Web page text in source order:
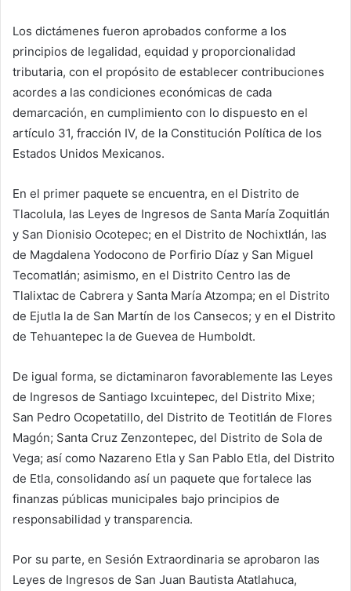
Los dictámenes fueron aprobados conforme a los
principios de legalidad, equidad y proporcionalidad
tributaria, con el propósito de establecer contribuciones
acordes a las condiciones económicas de cada
demarcación, en cumplimiento con lo dispuesto en el
artículo 31, fracción IV, de la Constitución Política de los
Estados Unidos Mexicanos.
En el primer paquete se encuentra, en el Distrito de
Tlacolula, las Leyes de Ingresos de Santa María Zoquitlán
y San Dionisio Ocotepec; en el Distrito de Nochixtlán, las
de Magdalena Yodocono de Porfirio Díaz y San Miguel
Tecomatlán; asimismo, en el Distrito Centro las de
Tlalixtac de Cabrera y Santa María Atzompa; en el Distrito
de Ejutla la de San Martín de los Cansecos; y en el Distrito
de Tehuantepec la de Guevea de Humboldt.
De igual forma, se dictaminaron favorablemente las Leyes
de Ingresos de Santiago Ixcuintepec, del Distrito Mixe;
San Pedro Ocopetatillo, del Distrito de Teotitlán de Flores
Magón; Santa Cruz Zenzontepec, del Distrito de Sola de
Vega; así como Nazareno Etla y San Pablo Etla, del Distrito
de Etla, consolidando así un paquete que fortalece las
finanzas públicas municipales bajo principios de
responsabilidad y transparencia.
Por su parte, en Sesión Extraordinaria se aprobaron las
Leyes de Ingresos de San Juan Bautista Atatlahuca,